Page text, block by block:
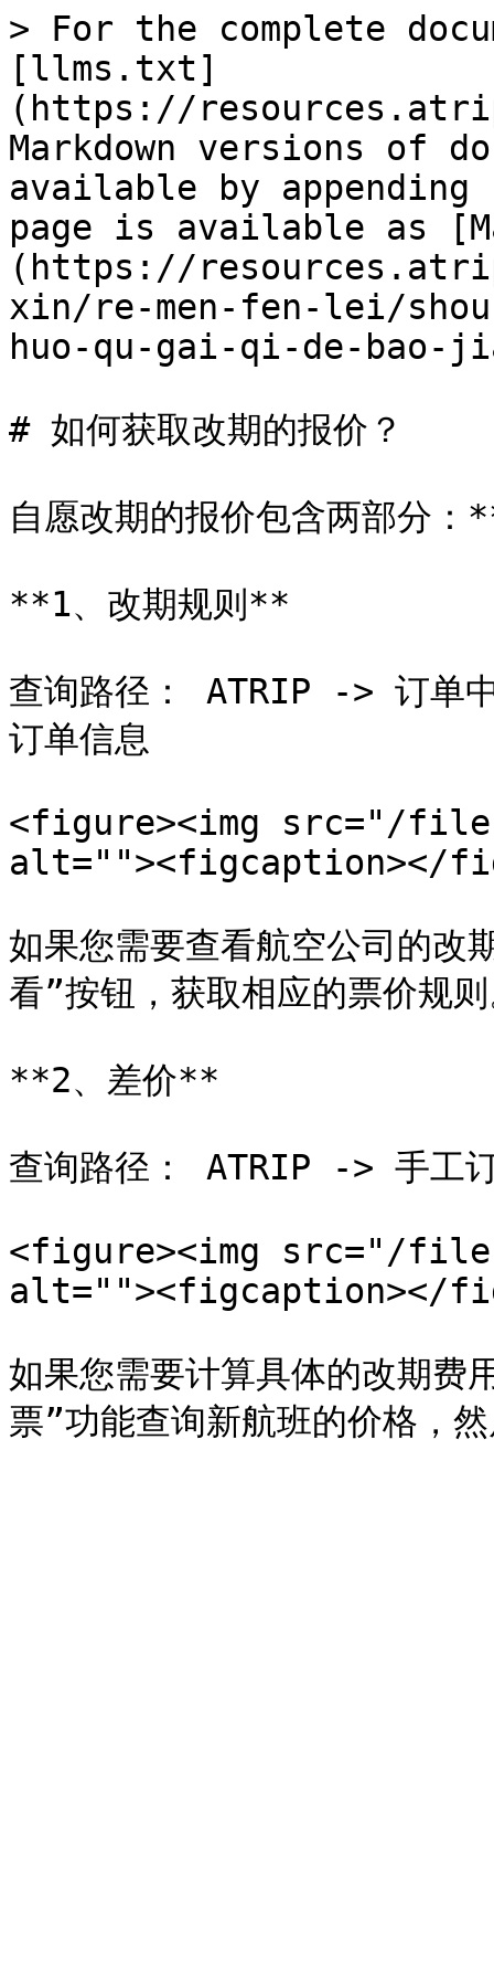
> For the complete
[llms.txt]
(https://
Markdown versions of
available by
page is available as
(https://
xin/re-men-fen-lei/
huo-qu-gai-qi-de-bao-
# 如何获取改期的报价？
自愿改期的报价包含两部分
**1、改期规则**
查询路径： ATRIP -> 订
订单信息
<figure><img src="/files/
alt=""><figcaption></
如果您需要查看航空公司的改
看”按钮，获取相应的票价规
**2、差价**
查询路径： ATRIP -> 手工
<figure><img src="/files/
alt=""><figcaption></
如果您需要计算具体的改期